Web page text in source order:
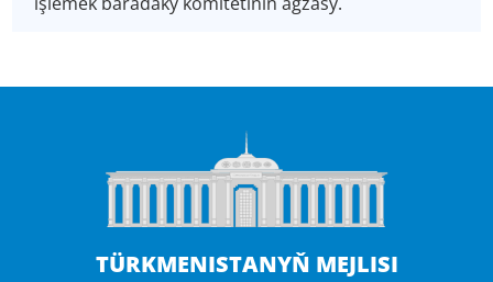
TÜRKMENISTANYŇ MEJLISI